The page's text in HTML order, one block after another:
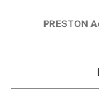
PRESTON